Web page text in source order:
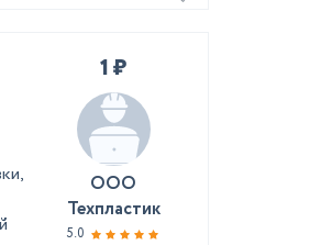
1 ₽
ООО
Техпластик
5.0